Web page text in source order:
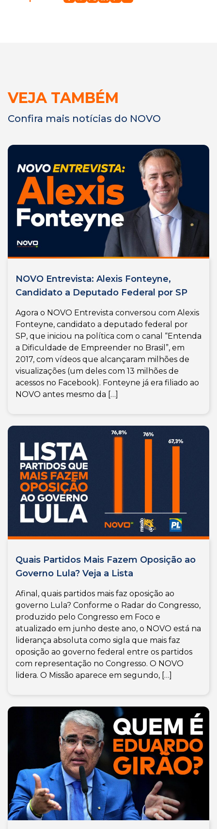
VEJA TAMBÉM
Confira mais notícias do NOVO
NOVO Entrevista: Alexis Fonteyne,
Candidato a Deputado Federal por SP
Agora o NOVO Entrevista conversou com Alexis
Fonteyne, candidato a deputado federal por
SP, que iniciou na política com o canal “Entenda
a Dificuldade de Empreender no Brasil”, em
2017, com vídeos que alcançaram milhões de
visualizações (um deles com 13 milhões de
acessos no Facebook). Fonteyne já era filiado ao
NOVO antes mesmo da […]
Quais Partidos Mais Fazem Oposição ao
Governo Lula? Veja a Lista
Afinal, quais partidos mais faz oposição ao
governo Lula? Conforme o Radar do Congresso,
produzido pelo Congresso em Foco e
atualizado em junho deste ano, o NOVO está na
liderança absoluta como sigla que mais faz
oposição ao governo federal entre os partidos
com representação no Congresso. O NOVO
lidera. O Missão aparece em segundo, […]